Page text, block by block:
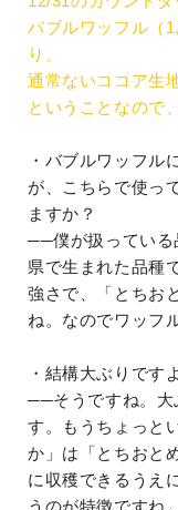
バブルワッフル（
り、
通常ないココア生
ということなので
・バブルワッフル
が、こちらで使っ
ますか？
──僕が扱っている
県で生まれた品種
強さで、「とちお
ね。なのでワッフ
・結構大ぶりです
──そうですね。大
す。もうちょっと
か」は「とちおと
に収穫できるうえ
うのが特徴ですね。